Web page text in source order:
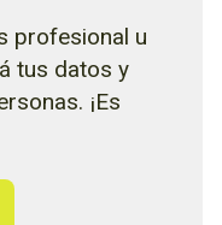
profesional u
tus datos y
¡Es